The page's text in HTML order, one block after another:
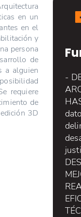
en un
en el
y
persona
de
a alguien
requiere
de
3D
-